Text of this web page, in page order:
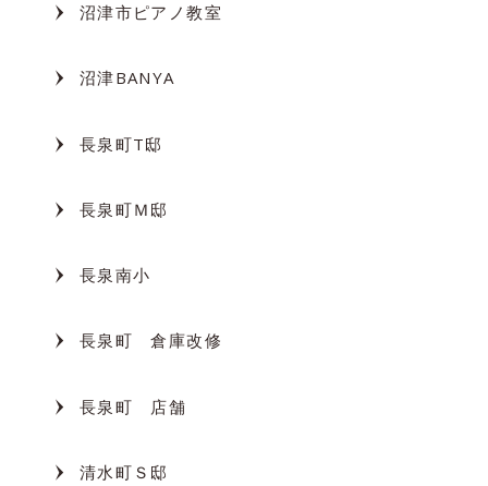
沼津市ピアノ教室
沼津BANYA
長泉町T邸
長泉町Ｍ邸
長泉南小
長泉町 倉庫改修
長泉町 店舗
清水町Ｓ邸